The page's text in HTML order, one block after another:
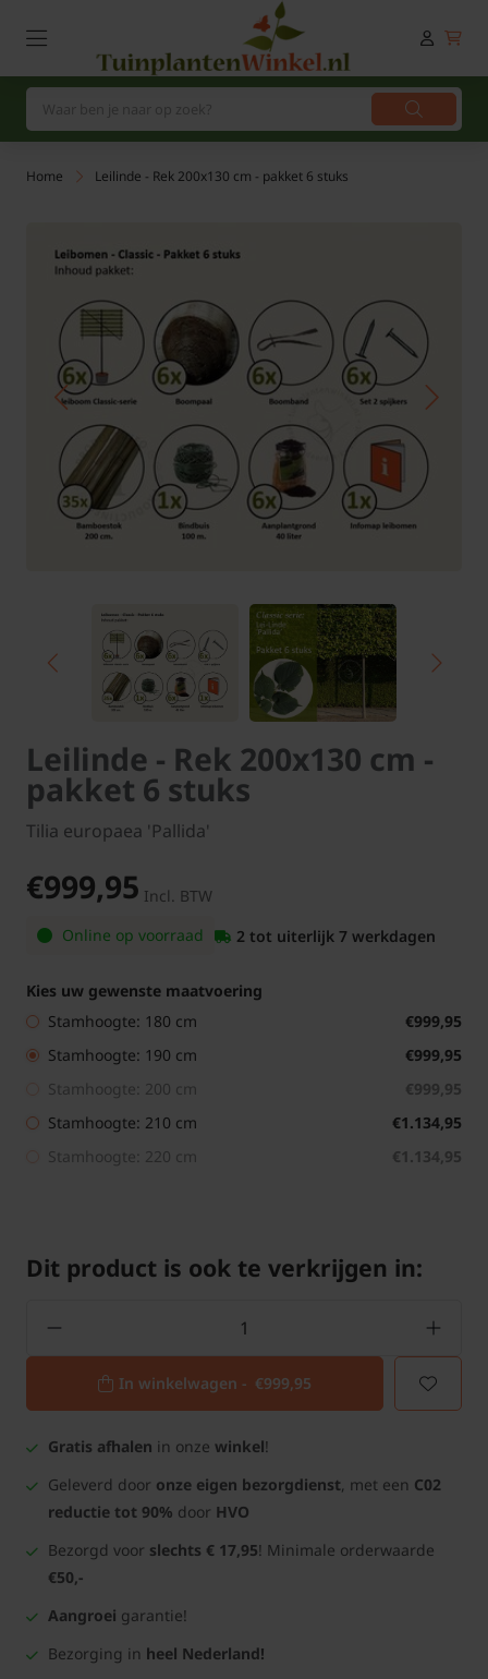
Home Leilinde - Rek 200x130 cm - pakket 6 stuks
Leilinde - Rek 200x130 cm -
pakket 6 stuks
Tilia europaea 'Pallida'
€999,95 Incl. BTW
Online op voorraad
2 tot uiterlijk 7 werkdagen
Kies uw gewenste maatvoering
Stamhoogte: 180 cm
€999,95
Stamhoogte: 190 cm
€999,95
Stamhoogte: 200 cm
€999,95
Stamhoogte: 210 cm
€1.134,95
Stamhoogte: 220 cm
€1.134,95
Dit product is ook te verkrijgen in:
In winkelwagen - €999,95
Gratis afhalen in onze winkel!
Geleverd door onze eigen bezorgdienst, met een C02
reductie tot 90% door HVO
Bezorgd voor slechts € 17,95! Minimale orderwaarde
€50,-
Aangroei garantie!
Bezorging in heel Nederland!